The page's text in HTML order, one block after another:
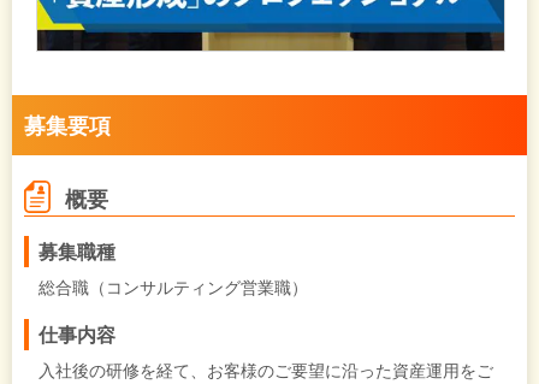
募集要項
概要
募集職種
総合職（コンサルティング営業職）
仕事内容
入社後の研修を経て、お客様のご要望に沿った資産運用をご